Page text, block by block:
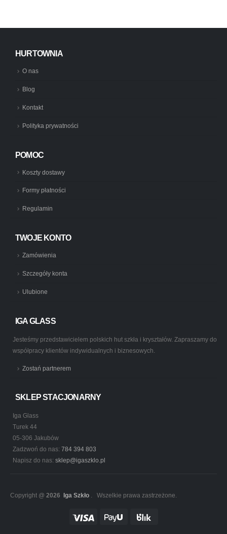
HURTOWNIA
O nas
Blog
Kontakt
Polityka prywatności
POMOC
Koszty dostawy
Formy płatności
Regulamin
TWOJE KONTO
Zamówienia
Szczegóły konta
Ulubione
IGA GLASS
Jesteśmy przedstawicielem polskich hut szkła i kryształów. Zapraszamy do
współpracy klientów indywidualnych i biznesowych.
Zostań partnerem
SKLEP STACJONARNY
Iga Glass
Turek 44
05-306 Jakubów
Zadzwoń do nas: 784 394 803
Napisz do nas: sklep@igaszklo.pl
Copyright @ 2026 Iga Szkło . Wszelkie prawa zastrzeżone.